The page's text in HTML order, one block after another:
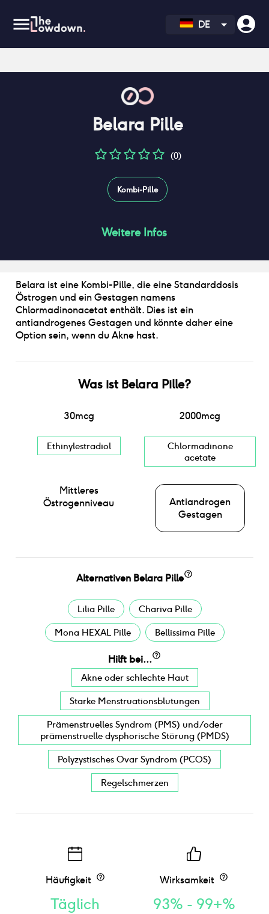
DE
Belara Pille
(0)
Kombi-Pille
Weitere Infos
Belara ist eine Kombi-Pille, die eine Standarddosis
Östrogen und ein Gestagen namens
Chlormadinonacetat enthält. Dies ist ein
antiandrogenes Gestagen und könnte daher eine
Option sein, wenn du Akne hast.
Was istBelara Pille?
30mcg
Ethinylestradiol
Mittleres
Östrogenniveau
2000mcg
Chlormadinone
acetate
Antiandrogen
Gestagen
Alternativen Belara Pille
Lilia Pille Chariva Pille
Mona HEXAL Pille Bellissima Pille
Hilft bei...
Akne oder schlechte Haut
Starke Menstruationsblutungen
Prämenstruelles Syndrom (PMS) und/oder
prämenstruelle dysphorische Störung (PMDS)
Polyzystisches Ovar Syndrom (PCOS)
Regelschmerzen
Häufigkeit
Täglich
Wirksamkeit
93% - 99+%